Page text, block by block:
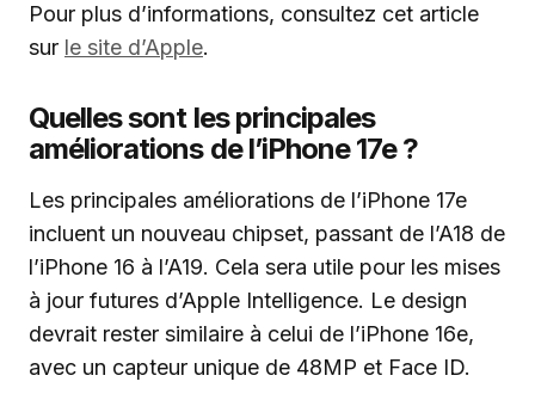
Pour plus d’informations, consultez cet article
sur le site d’Apple.
Quelles sont les principales
améliorations de l’iPhone 17e ?
Les principales améliorations de l’iPhone 17e
incluent un nouveau chipset, passant de l’A18 de
l’iPhone 16 à l’A19. Cela sera utile pour les mises
à jour futures d’Apple Intelligence. Le design
devrait rester similaire à celui de l’iPhone 16e,
avec un capteur unique de 48MP et Face ID.